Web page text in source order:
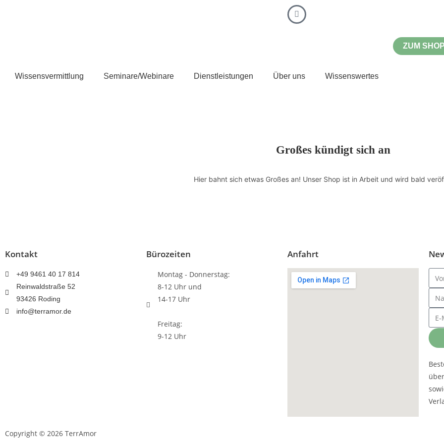
ZUM SHOP
Wissensvermittlung Seminare/Webinare Dienstleistungen Über uns Wissenswertes
Großes kündigt sich an
Hier bahnt sich etwas Großes an! Unser Shop ist in Arbeit und wird bald
Kontakt
+49 9461 40 17 814
Reinwaldstraße 52
93426 Roding
info@terramor.de
Bürozeiten
Montag - Donnerstag:
8-12 Uhr und
14-17 Uhr
Freitag:
9-12 Uhr
Anfahrt
Copyright © 2026 TerrAmor